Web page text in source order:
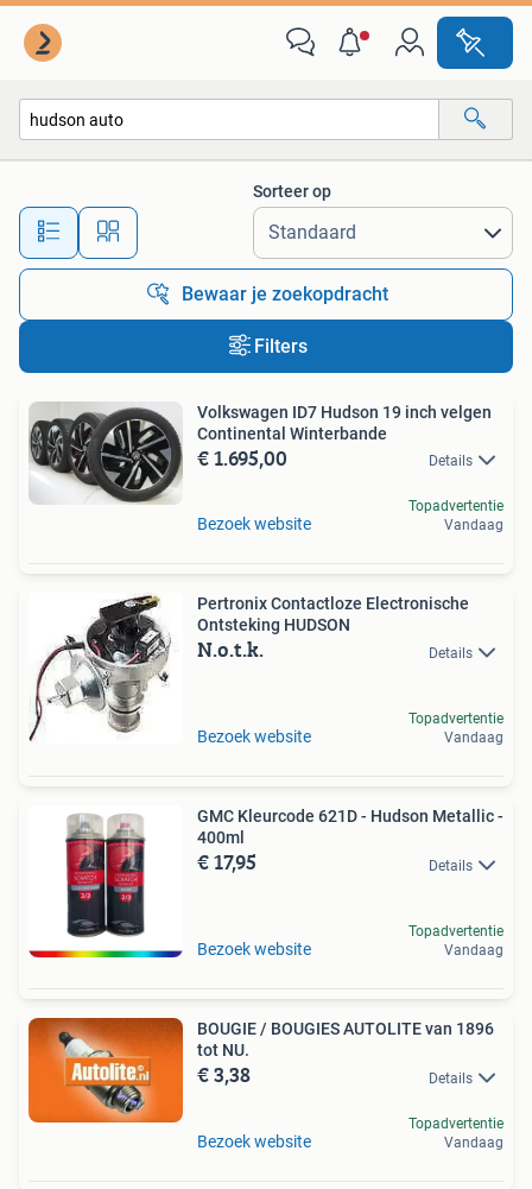
Alle afstanden…
Sorteer op
Bewaar je zoekopdracht
Filters
Volkswagen ID7 Hudson 19 inch velgen
Continental Winterbande
€ 1.695,00 Details
Bezoek website
Topadvertentie
Vandaag
Pertronix Contactloze Electronische
Ontsteking HUDSON
N.o.t.k. Details
Bezoek website
Topadvertentie
Vandaag
GMC Kleurcode 621D - Hudson Metallic -
400ml
€ 17,95 Details
Bezoek website
Topadvertentie
Vandaag
BOUGIE / BOUGIES AUTOLITE van 1896
tot NU.
€ 3,38 Details
Bezoek website
Topadvertentie
Vandaag